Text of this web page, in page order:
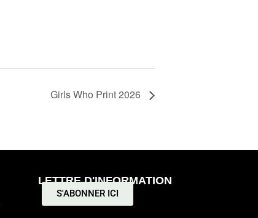
Girls Who Print 2026
LETTRE D'INFORMATION
S'ABONNER ICI